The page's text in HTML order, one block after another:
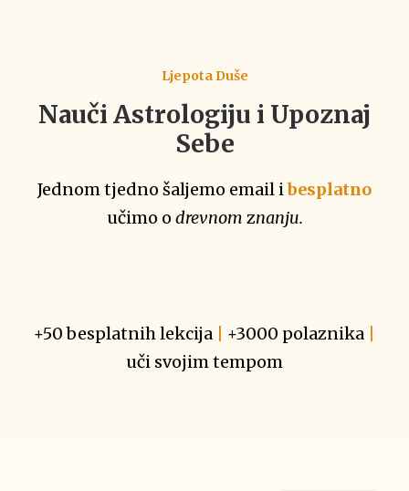
Ljepota Duše
Nauči Astrologiju i Upoznaj
Sebe
Jednom tjedno šaljemo email ibesplatno
učimo o drevnom znanju.
+50 besplatnih lekcija +3000 polaznika
uči svojim tempom